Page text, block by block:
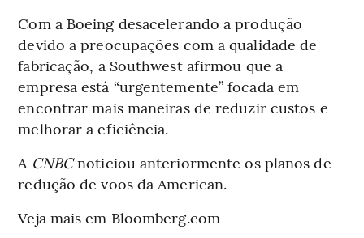
Com a Boeing desacelerando a produção
devido a preocupações com a qualidade de
fabricação, a Southwest afirmou que a
empresa está “urgentemente” focada em
encontrar mais maneiras de reduzir custos e
melhorar a eficiência.
A CNBCnoticiou anteriormente os planos de
redução de voos da American.
Veja mais em Bloomberg.com